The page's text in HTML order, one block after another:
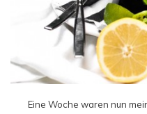
Eine Woche waren nun